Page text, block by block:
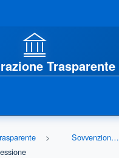
Trasparente
Sovvenzioni, contributi, sussidi, vantaggi economici